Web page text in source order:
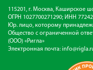
115201, г. Москва, Каширское
ОГРН 1027700271290; ИНН
Юр. лицо, которому
Общество с ограниченной
(ООО) «Ригла»
Электронная почта: